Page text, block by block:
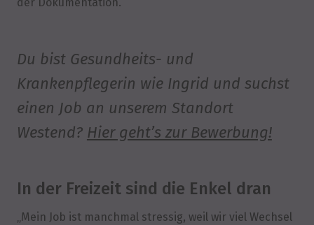
Du bist Gesundheits- und
Krankenpflegerin wie Ingrid und suchst
einen Job an unserem Standort
Westend? Hier geht’s zur Bewerbung!
In der Freizeit sind die Enkel dran
„Mein Job ist manchmal stressig, weil wir viel Wechsel